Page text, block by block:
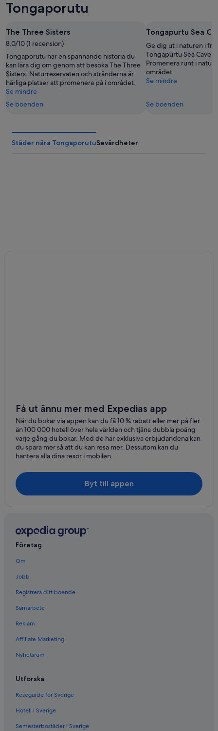
-
8
natt,
8
-
9
aug.
inför
helgen,
aug.
-
9
aug.
Tongaporutu
The Three Sisters
8.0/10 (1 recension)
Tongaporutu har en spännande historia du
kan lära dig om genom att besöka The Three
Sisters. Naturreservaten och stränderna är
härliga platser att promenera på i området.
Se mindre
Se boenden
Tongapurtu Sea
Ge dig ut i naturen i
Tongapurtu Sea Cave i
Promenera runt i
området.
Se mindre
Se boenden
Städer nära TongaporutuSevärdheter
Få ut ännu mer med Expedias app
När du bokar via appen kan du få 10 % rabatt eller mer på fler
än 100 000 hotell över hela världen och tjäna dubbla poäng
varje gång du bokar. Med de här exklusiva erbjudandena kan
du spara mer så att du kan resa mer. Dessutom kan du
hantera alla dina resor i mobilen.
Byt till appen
Företag
Om
Jobb
Registrera ditt boende
Samarbete
Reklam
Affiliate Marketing
Nyhetsrum
Utforska
Reseguide för Sverige
Hotell i Sverige
Semesterbostäder i Sverige